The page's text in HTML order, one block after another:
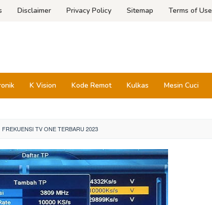
Disclaimer Privacy Policy Sitemap Terms of Use
K Vision Kode Remot Kulkas Mesin Cuci
FREKUENSI TV ONE TERBARU 2023